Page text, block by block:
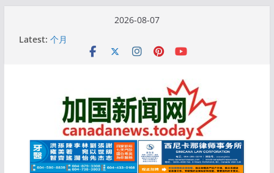
2026-08-07
Latest: 10万人排队入籍加拿大！美占一半，现在申请要等19
加拿大人平均周薪升至此数！你有没有？
特鲁多半裸与水果姐海滩激吻! 热恋一年感情持续升温
更多名校恢复SAT 考试，新学年大学申请开跑7个大不